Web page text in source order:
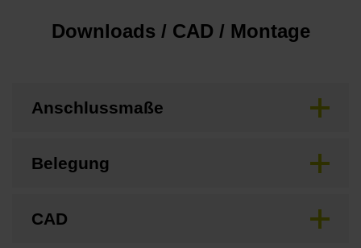
Downloads / CAD / Montage
Anschlussmaße
Belegung
CAD